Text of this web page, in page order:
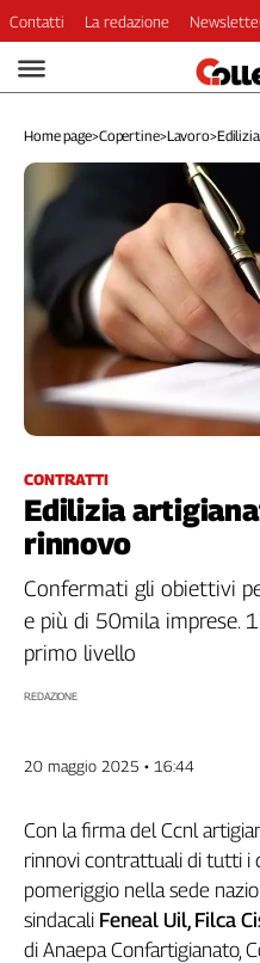
Video
Dirette
Longform
Copertine
Economia
Ambiente
Diritti
Italia
Internazionale
Categorie
Filcams
Filctem
Fillea
Fisac
Flc
Nidil
Slc
Spi
Inca
Caaf
Contatti La redazione
Home page>Copertine>Lavoro>
CONTRATTI
Edilizia
rinnovo
Confermati gli obiettivi
e più di 50mila imprese.
primo livello
REDAZIONE
20 maggio 2025 • 16:44
Con la firma del Ccnl
rinnovi contrattuali di tutti i
pomeriggio nella sede
sindacali Feneal Uil, Filca
di Anaepa Confartigianato,